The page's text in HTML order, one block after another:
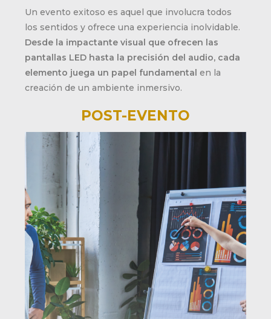
Un evento exitoso es aquel que involucra todos
los sentidos y ofrece una experiencia inolvidable.
Desde la impactante visual que ofrecen las
pantallas LED hasta la precisión del audio, cada
elemento juega un papel fundamental en la
creación de un ambiente inmersivo.
POST-EVENTO